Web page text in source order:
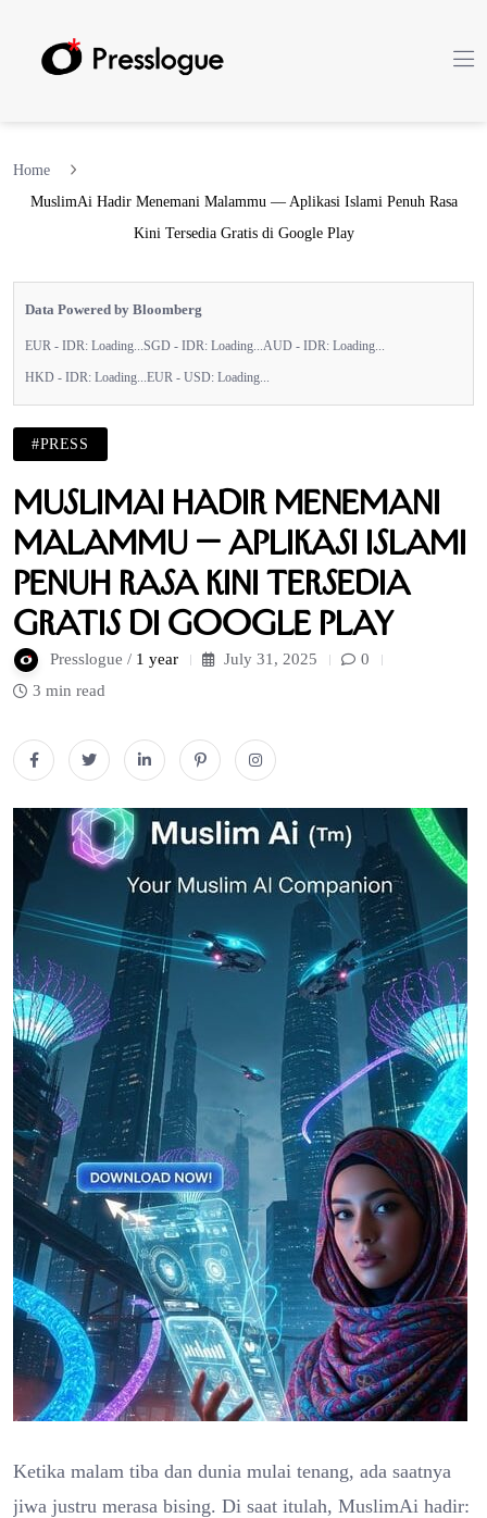
Home
MuslimAi Hadir Menemani Malammu — Aplikasi Islami Penuh Rasa
Kini Tersedia Gratis di Google Play
Data Powered by Bloomberg
EUR - IDR: Loading... SGD - IDR: Loading... AUD - IDR: Loading...
HKD - IDR: Loading... EUR - USD: Loading...
#PRESS
MuslimAi Hadir Menemani
Malammu — Aplikasi Islami
Penuh Rasa Kini Tersedia
Gratis di Google Play
Presslogue / 1 year July 31, 2025
0
3 min read
Ketika malam tiba dan dunia mulai tenang, ada saatnya
jiwa justru merasa bising. Di saat itulah, MuslimAi hadir: